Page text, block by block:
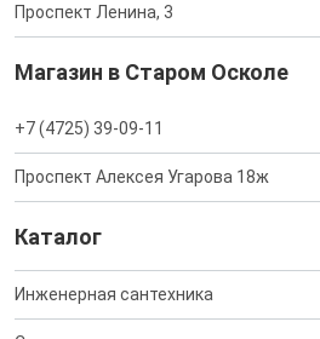
Проспект Ленина, 3
Магазин в Старом Осколе
+7 (4725) 39-09-11
Проспект Алексея Угарова 18ж
Каталог
Инженерная сантехника